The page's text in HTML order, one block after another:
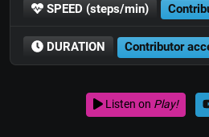
SPEED (steps/min)
DURATION Contributor
Listen on Play!